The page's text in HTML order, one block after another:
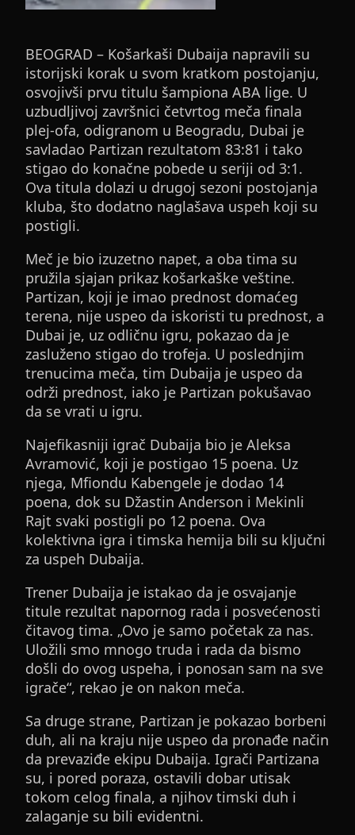
BEOGRAD – Košarkaši Dubaija napravili su
istorijski korak u svom kratkom postojanju,
osvojivši prvu titulu šampiona ABA lige. U
uzbudljivoj završnici četvrtog meča finala
plej-ofa, odigranom u Beogradu, Dubai je
savladao Partizan rezultatom 83:81 i tako
stigao do konačne pobede u seriji od 3:1.
Ova titula dolazi u drugoj sezoni postojanja
kluba, što dodatno naglašava uspeh koji su
postigli.
Meč je bio izuzetno napet, a oba tima su
pružila sjajan prikaz košarkaške veštine.
Partizan, koji je imao prednost domaćeg
terena, nije uspeo da iskoristi tu prednost, a
Dubai je, uz odličnu igru, pokazao da je
zasluženo stigao do trofeja. U poslednjim
trenucima meča, tim Dubaija je uspeo da
održi prednost, iako je Partizan pokušavao
da se vrati u igru.
Najefikasniji igrač Dubaija bio je Aleksa
Avramović, koji je postigao 15 poena. Uz
njega, Mfiondu Kabengele je dodao 14
poena, dok su Džastin Anderson i Mekinli
Rajt svaki postigli po 12 poena. Ova
kolektivna igra i timska hemija bili su ključni
za uspeh Dubaija.
Trener Dubaija je istakao da je osvajanje
titule rezultat napornog rada i posvećenosti
čitavog tima. „Ovo je samo početak za nas.
Uložili smo mnogo truda i rada da bismo
došli do ovog uspeha, i ponosan sam na sve
igrače“, rekao je on nakon meča.
Sa druge strane, Partizan je pokazao borbeni
duh, ali na kraju nije uspeo da pronađe način
da prevaziđe ekipu Dubaija. Igrači Partizana
su, i pored poraza, ostavili dobar utisak
tokom celog finala, a njihov timski duh i
zalaganje su bili evidentni.